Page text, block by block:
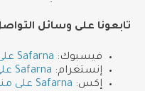
تابعونا على وسائل
فيسبوك: Safarna على فيسبوك
إنستغرام: Safarna على إنستغرام
إكس: Safarna على منصة إكس